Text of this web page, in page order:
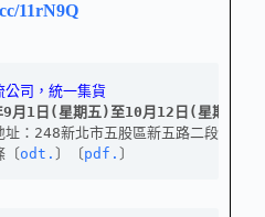
11rN9Q
公司，統一集貨
9月1日(星期五)至10月12日(星期四)
市五股區新五路二段236號
odt. 〕〔pdf. 〕